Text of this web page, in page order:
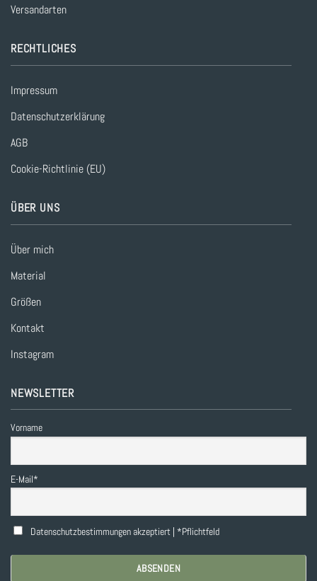
Versandarten
RECHTLICHES
Impressum
Datenschutzerklärung
AGB
Cookie-Richtlinie (EU)
ÜBER UNS
Über mich
Material
Größen
Kontakt
Instagram
NEWSLETTER
Vorname
E-Mail*
Datenschutzbestimmungen akzeptiert | *Pflichtfeld